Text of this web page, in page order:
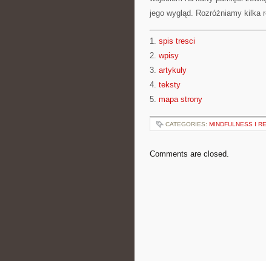
jego wygląd. Rozróżniamy kilka
1. spis tresci
2. wpisy
3. artykuly
4. teksty
5. mapa strony
CATEGORIES: MINDFULNESS I
Comments are closed.